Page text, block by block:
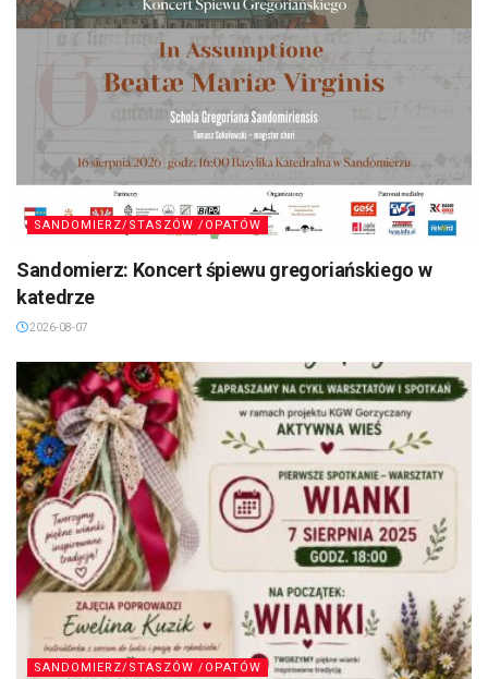
SANDOMIERZ/STASZÓW /OPATÓW
Sandomierz: Koncert śpiewu gregoriańskiego w
katedrze
2026-08-07
SANDOMIERZ/STASZÓW /OPATÓW